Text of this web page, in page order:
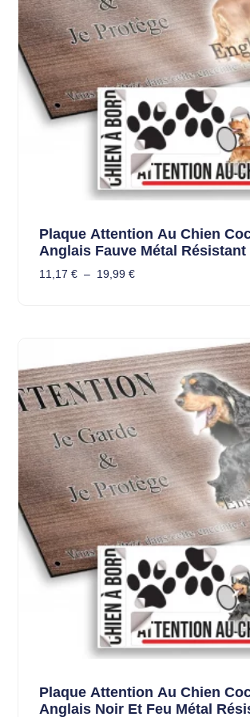
Plaque Attention Au Chien
Anglais Fauve Métal
11,17 € – 19,99 €
Plaque Attention Au Chien
Anglais Noir Et Feu Métal